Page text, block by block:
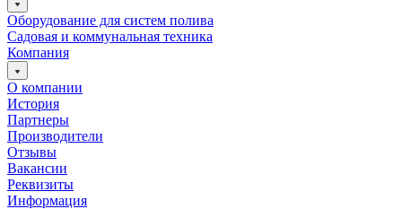
Оборудование для систем полива
Садовая и коммунальная техника
Компания
О компании
История
Партнеры
Производители
Отзывы
Вакансии
Реквизиты
Информация